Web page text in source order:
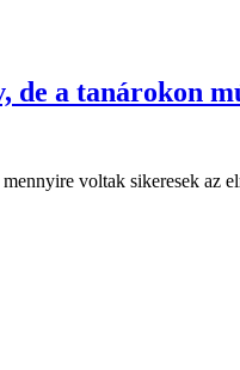
de a tanárokon
voltak sikeresek az